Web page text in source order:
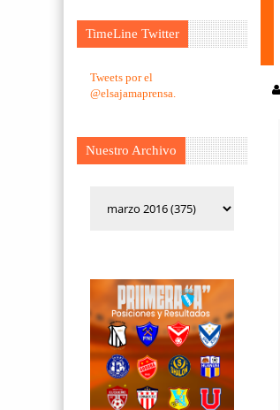
TimeLine Twitter
Tweets por el
@elsajamaprensa.
Nuestro Archivo